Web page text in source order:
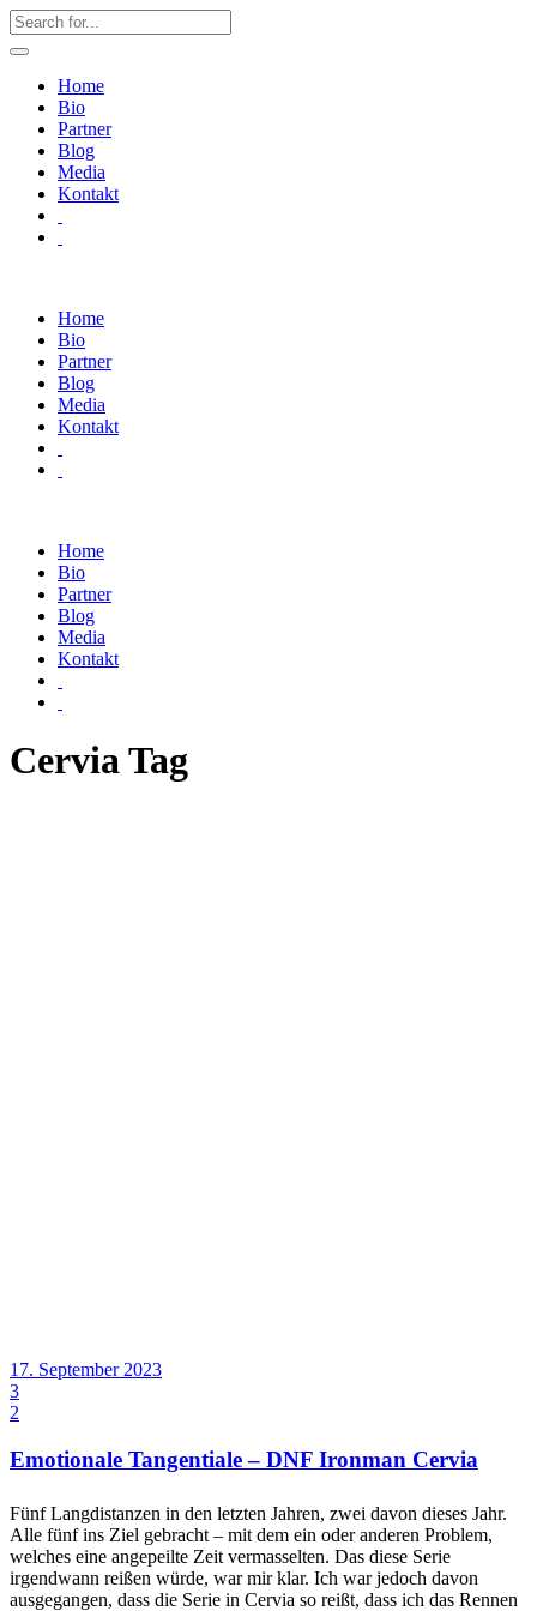
Home
Bio
Partner
Blog
Media
Kontakt
Home
Bio
Partner
Blog
Media
Kontakt
Home
Bio
Partner
Blog
Media
Kontakt
Cervia Tag
17. September 2023
3
2
Emotionale Tangentiale – DNF Ironman Cervia
Fünf Langdistanzen in den letzten Jahren, zwei davon dieses Jahr.
Alle fünf ins Ziel gebracht – mit dem ein oder anderen Problem,
welches eine angepeilte Zeit vermasselten. Das diese Serie
irgendwann reißen würde, war mir klar. Ich war jedoch davon
ausgegangen, dass die Serie in Cervia so reißt, dass ich das Rennen